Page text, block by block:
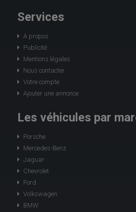
Services
A propos
Publicité
Mentions légales
Nous contacter
Votre compte
Ajouter une annonce
Les véhicules par
Porsche
Mercedes-Benz
Jaguar
Chevrolet
Ford
Volkswagen
BMW